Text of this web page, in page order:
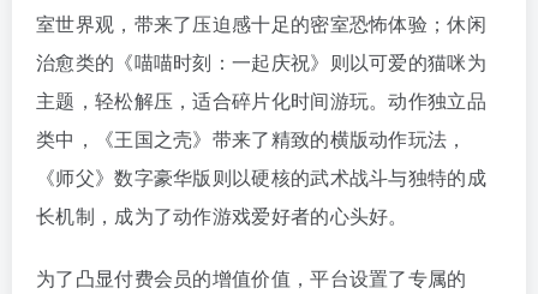
室世界观，带来了压迫感十足的密室恐怖体验；休闲
治愈类的《喵喵时刻：一起庆祝》则以可爱的猫咪为
主题，轻松解压，适合碎片化时间游玩。动作独立品
类中，《王国之壳》带来了精致的横版动作玩法，
《师父》数字豪华版则以硬核的武术战斗与独特的成
长机制，成为了动作游戏爱好者的心头好。
为了凸显付费会员的增值价值，平台设置了专属的